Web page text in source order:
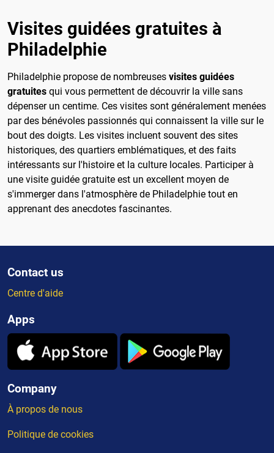
Visites guidées gratuites à
Philadelphie
Philadelphie propose de nombreuses visites guidées
gratuites qui vous permettent de découvrir la ville sans
dépenser un centime. Ces visites sont généralement menées
par des bénévoles passionnés qui connaissent la ville sur le
bout des doigts. Les visites incluent souvent des sites
historiques, des quartiers emblématiques, et des faits
intéressants sur l'histoire et la culture locales. Participer à
une visite guidée gratuite est un excellent moyen de
s'immerger dans l'atmosphère de Philadelphie tout en
apprenant des anecdotes fascinantes.
Contact us
Centre d'aide
Apps
Company
À propos de nous
Politique de cookies